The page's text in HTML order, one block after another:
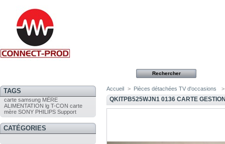
TAGS
carte samsung MÈRE
ALIMENTATION lg T-CON carte
mère SONY PHILIPS Support
CATÉGORIES
Accueil > Pièces détachées TV d'occasions >
QKITPB525WJN1 0136 CARTE